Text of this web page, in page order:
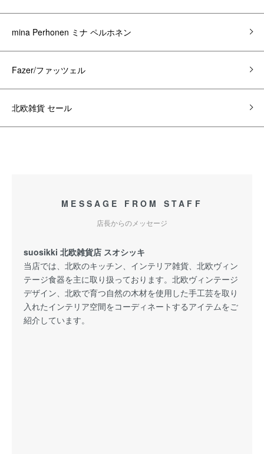
mina Perhonen ミナ ペルホネン
Fazer/ファッツェル
北欧雑貨 セール
MESSAGE FROM STAFF
店長からのメッセージ
suosikki 北欧雑貨店 スオシッキ
当店では、北欧のキッチン、インテリア雑貨、北欧ヴィン
テージ食器を主に取り扱っております。北欧ヴィンテージ
デザイン、北欧で育つ自然の木材を使用した手工芸を取り
入れたインテリア空間をコーディネートするアイテムをご
紹介しています。